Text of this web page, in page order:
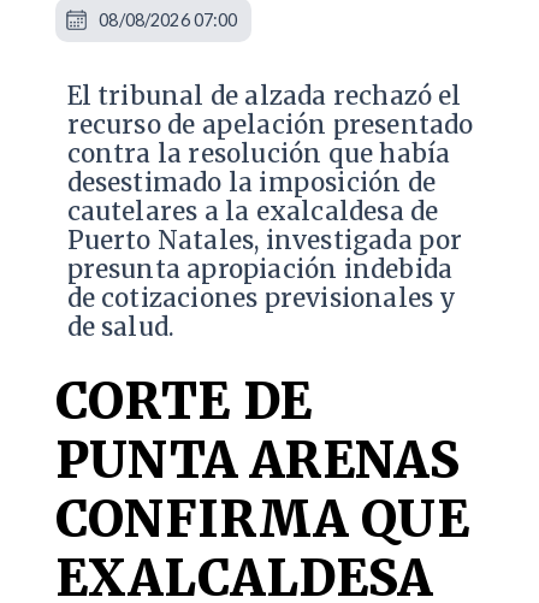
​El tribunal de alzada rechazó el
recurso de apelación presentado
contra la resolución que había
desestimado la imposición de
cautelares a la exalcaldesa de
Puerto Natales, investigada por
presunta apropiación indebida
de cotizaciones previsionales y
de salud.
CORTE DE
PUNTA ARENAS
CONFIRMA QUE
EXALCALDESA
08/08/2026 07:00